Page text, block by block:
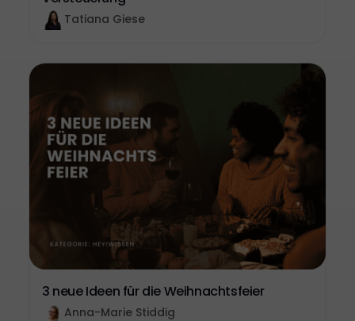
Tatiana Giese
3 neue Ideen für die Weihnachtsfeier
Anna-Marie Stiddig